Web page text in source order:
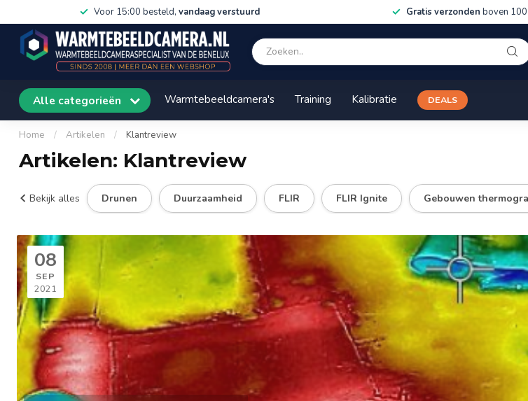
Voor 15:00 besteld, vandaag verstuurd Gratis verzonden boven 100
Alle categorieën Warmtebeeldcamera's Training Kalibratie DEALS
Home / Artikelen / Klantreview
Artikelen: Klantreview
Bekijk alles Drunen Duurzaamheid FLIR FLIR Ignite Gebouwen
08
SEP
2021